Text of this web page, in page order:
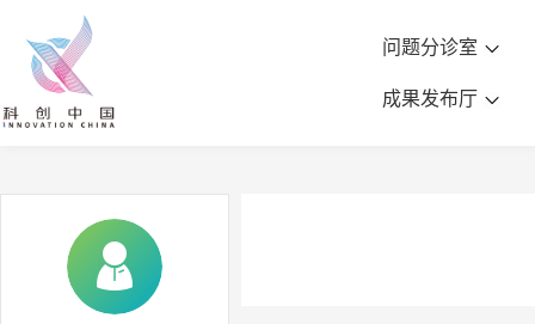
问题分诊室
成果发布厅